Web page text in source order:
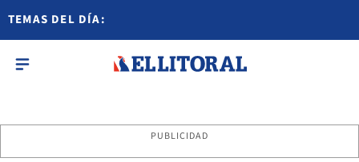
TEMAS DEL DÍA:
PUBLICIDAD